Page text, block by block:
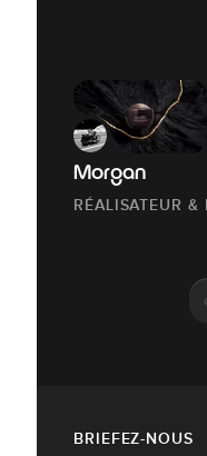
Morgan
RÉALISATEUR &
BRIEFEZ-NOUS